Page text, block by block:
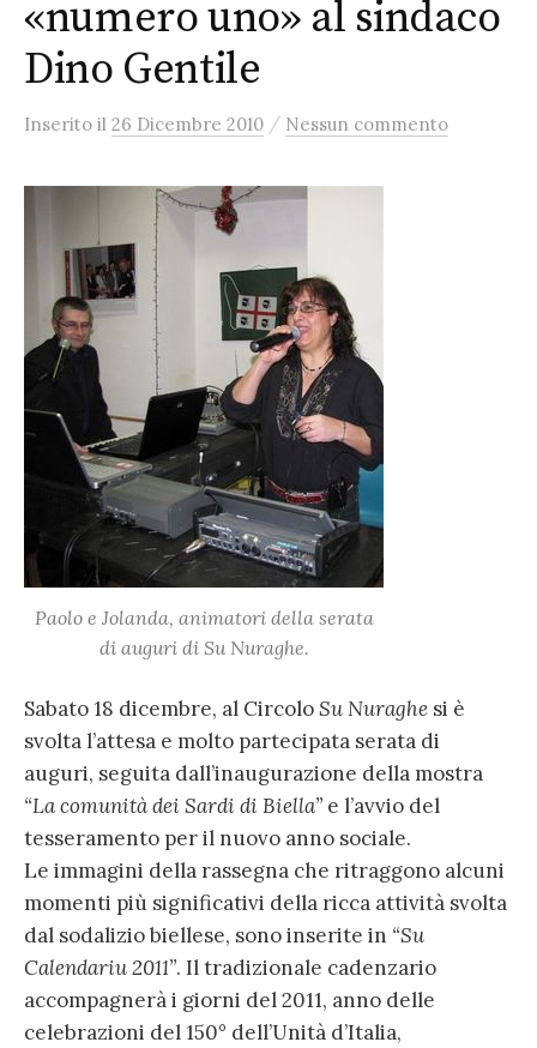
«numero uno» al sindaco
Dino Gentile
Inserito il 26 Dicembre 2010 / Nessun commento
Paolo e Jolanda, animatori della serata
di auguri di Su Nuraghe.
Sabato 18 dicembre, al CircoloSu Nuraghe si è
svolta l’attesa e molto partecipata serata di
auguri, seguita dall’inaugurazione della mostra
“La comunità dei Sardi di Biella” e l’avvio del
tesseramento per il nuovo anno sociale.
Le immagini della rassegna che ritraggono alcuni
momenti più significativi della ricca attività svolta
dal sodalizio biellese, sono inserite in “Su
Calendariu 2011”. Il tradizionale cadenzario
accompagnerà i giorni del 2011, anno delle
celebrazioni del 150° dell’Unità d’Italia,